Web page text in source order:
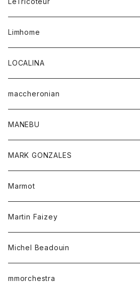
バンダナ
タンクトップ
Tシャツ
ベスト
ポロシャツ
ロングスリーブTシャツ
セーター
チュニック
シャツ
ワンピース
Tシャツ
スカート
パンツ
レディース
アウター
カットソー
トップス
シャツ
カーディガン
Limhome
LOCALINA
ロングスリーブテーシャツ
maccheronian
靴
MANEBU
靴
MARK GONZALES
トップス
Tシャツ
Marmot
Martin Faizey
ベルト
Michel Beadouin
トップス
mmorchestra